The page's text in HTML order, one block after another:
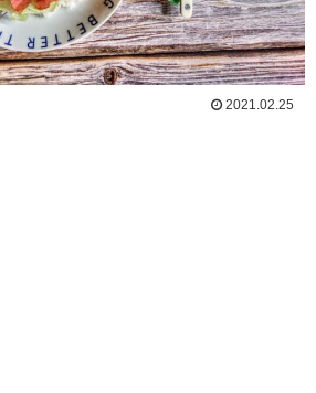
2021.02.25